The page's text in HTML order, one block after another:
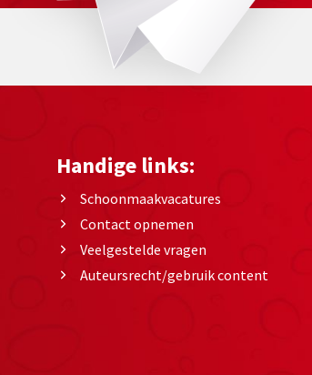
Handige links:
Schoonmaakvacatures
Contact opnemen
Veelgestelde vragen
Auteursrecht/gebruik content